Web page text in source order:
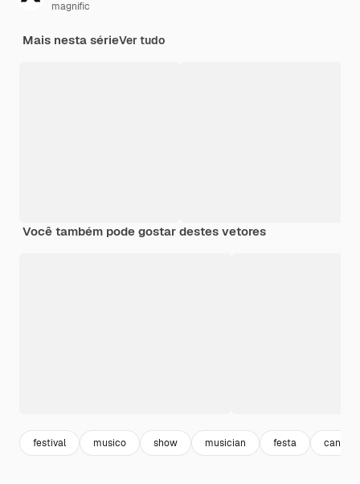
magnific
Mais nesta sérieVer tudo
Você também pode gostar destes vetores
festival musico show musician festa